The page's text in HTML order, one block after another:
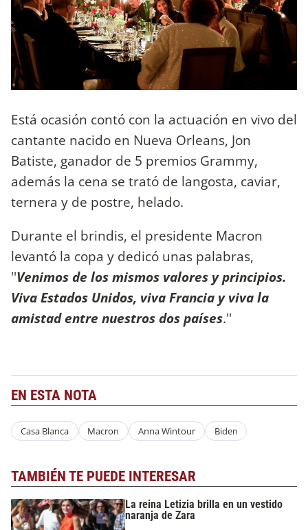
Está ocasión contó con la actuación en vivo del
cantante nacido en Nueva Orleans, Jon
Batiste, ganador de 5 premios Grammy,
además la cena se trató de langosta, caviar,
ternera y de postre, helado.
Durante el brindis, el presidente Macron
levantó la copa y dedicó unas palabras,
''Venimos de los mismos valores y principios.
Viva Estados Unidos, viva Francia y viva la
amistad entre nuestros dos países.''
EN ESTA NOTA
Casa Blanca Macron Anna Wintour Biden
TAMBIÉN TE PUEDE INTERESAR
La reina Letizia brilla en un vestido
naranja de Zara